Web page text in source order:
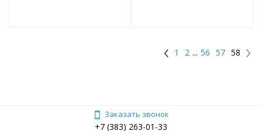
1 2 ... 56 57 58
Заказать звонок
+7 (383) 263-01-33